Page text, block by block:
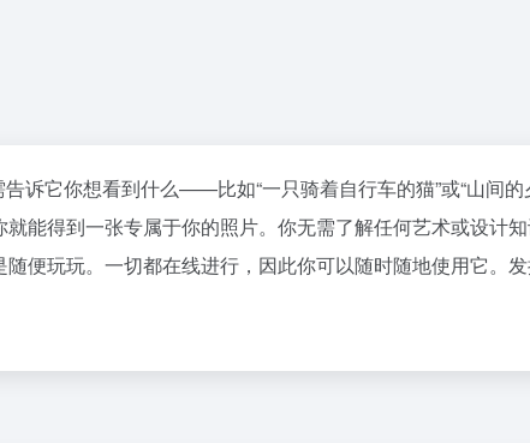
诉它你想看到什么——比如“一只骑着自行车的猫”或“山间
能得到一张专属于你的照片。你无需了解任何艺术或设计
便玩玩。一切都在线进行，因此你可以随时随地使用它。